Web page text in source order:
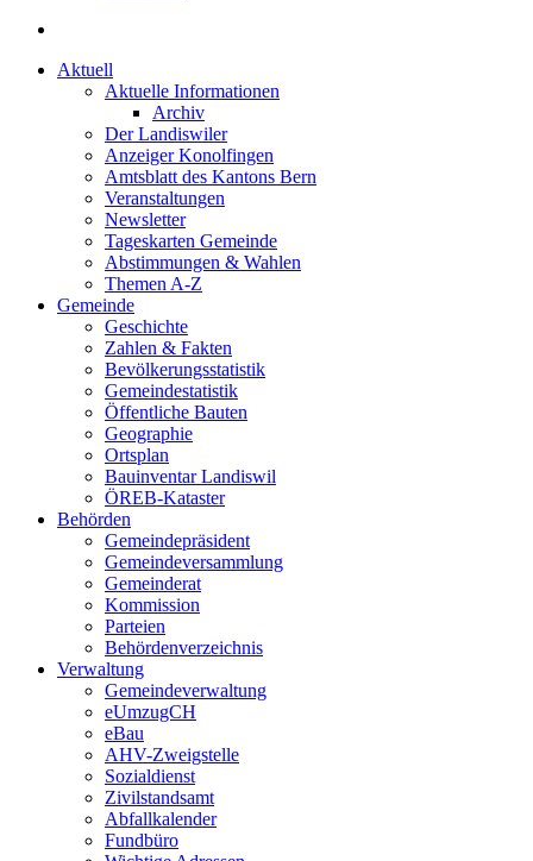
Aktuell
Aktuelle Informationen
Archiv
Der Landiswiler
Anzeiger Konolfingen
Amtsblatt des Kantons Bern
Veranstaltungen
Newsletter
Tageskarten Gemeinde
Abstimmungen & Wahlen
Themen A-Z
Gemeinde
Geschichte
Zahlen & Fakten
Bevölkerungsstatistik
Gemeindestatistik
Öffentliche Bauten
Geographie
Ortsplan
Bauinventar Landiswil
ÖREB-Kataster
Behörden
Gemeindepräsident
Gemeindeversammlung
Gemeinderat
Kommission
Parteien
Behördenverzeichnis
Verwaltung
Gemeindeverwaltung
eUmzugCH
eBau
AHV-Zweigstelle
Sozialdienst
Zivilstandsamt
Abfallkalender
Fundbüro